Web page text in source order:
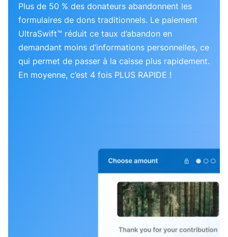
Plus de 50 % des donateurs abandonnent les
formulaires de dons traditionnels. Le paiement
UltraSwift™ réduit ce taux d’abandon en
demandant moins d’informations personnelles, ce
qui permet de passer à la caisse plus rapidement.
En moyenne, c’est 4 fois PLUS RAPIDE !